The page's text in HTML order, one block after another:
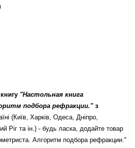
"Настольная книга
подбора рефракции."з
(Київ, Харків, Одеса, Дніпро,
Ріг та ін.) - будь ласка, додайте товар
Алгоритм подбора рефракции."